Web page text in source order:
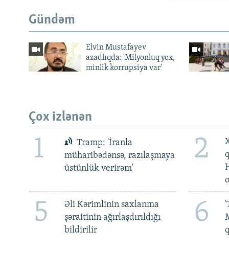
Gündəm
Elvin Mustafayev
azadlıqda: 'Milyonluq yox,
minlik korrupsiya var'
Çox izlənən
1
Tramp: 'İranla
müharibədənsə, razılaşmaya
üstünlük verirəm'
2
5
Əli Kərimlinin saxlanma
şəraitinin ağırlaşdırıldığı
bildirilir
6